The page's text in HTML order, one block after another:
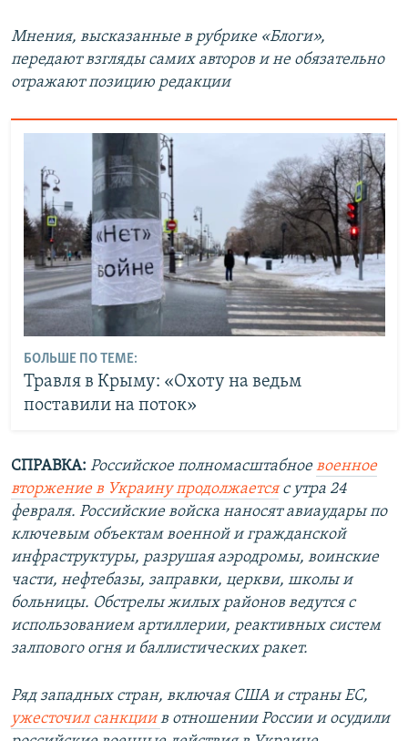
Мнения, высказанные в рубрике «Блоги»,
передают взгляды самих авторов и не обязательно
отражают позицию редакции
БОЛЬШЕ ПО ТЕМЕ:
Травля в Крыму: «Охоту на ведьм
поставили на поток»
СПРАВКА: Российское полномасштабноевоенное
вторжение в Украину продолжаетсяс утра 24
февраля. Российские войска наносят авиаудары по
ключевым объектам военной и гражданской
инфраструктуры, разрушая аэродромы, воинские
части, нефтебазы, заправки, церкви, школы и
больницы. Обстрелы жилых районов ведутся с
использованием артиллерии, реактивных систем
залпового огня и баллистических ракет.
Ряд западных стран, включая США и страны ЕС,
ужесточил санкциив отношении России и осудили